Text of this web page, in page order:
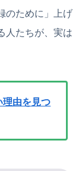
のために」上げ
人たちが、実は
理由を見つ